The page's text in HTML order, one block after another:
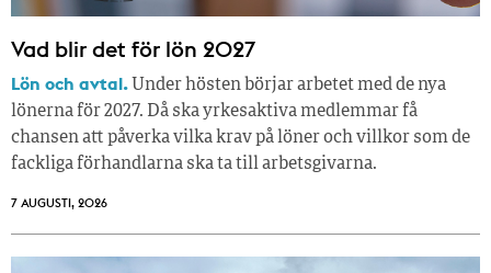
Vad blir det för lön 2027
Lön och avtal. Under hösten börjar arbetet med de nya
lönerna för 2027. Då ska yrkesaktiva medlemmar få
chansen att påverka vilka krav på löner och villkor som de
fackliga förhandlarna ska ta till arbetsgivarna.
7 AUGUSTI, 2026